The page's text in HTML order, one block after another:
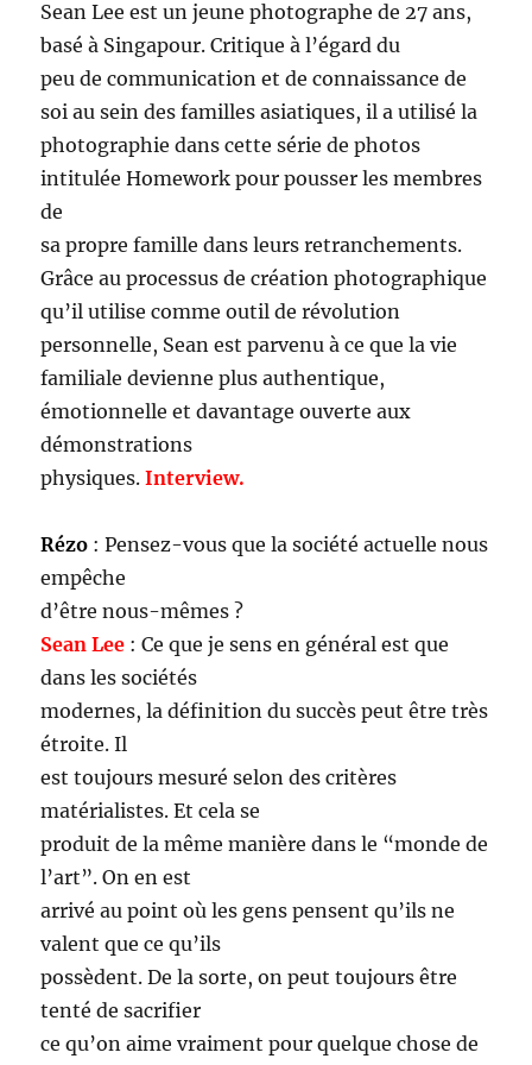
Sean Lee est un jeune photographe de 27 ans,
basé à Singapour. Critique à l’égard du
peu de communication et de connaissance de
soi au sein des familles asiatiques, il a utilisé la
photographie dans cette série de photos
intitulée Homework pour pousser les membres
de
sa propre famille dans leurs retranchements.
Grâce au processus de création photographique
qu’il utilise comme outil de révolution
personnelle, Sean est parvenu à ce que la vie
familiale devienne plus authentique,
émotionnelle et davantage ouverte aux
démonstrations
physiques.Interview.
Rézo : Pensez-vous que la société actuelle nous
empêche
d’être nous-mêmes ?
Sean Lee : Ce que je sens en général est que
dans les sociétés
modernes, la définition du succès peut être très
étroite. Il
est toujours mesuré selon des critères
matérialistes. Et cela se
produit de la même manière dans le “monde de
l’art”. On en est
arrivé au point où les gens pensent qu’ils ne
valent que ce qu’ils
possèdent. De la sorte, on peut toujours être
tenté de sacrifier
ce qu’on aime vraiment pour quelque chose de